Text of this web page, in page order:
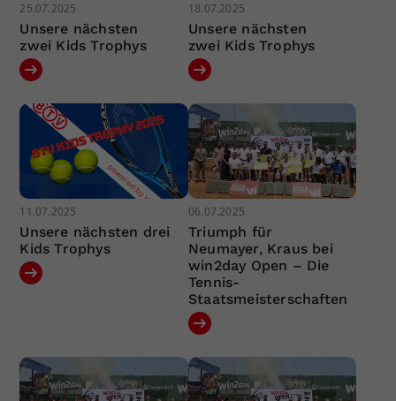
25.07.2025
Unsere nächsten
zwei Kids Trophys
18.07.2025
Unsere nächsten
zwei Kids Trophys
11.07.2025
Unsere nächsten drei
Kids Trophys
06.07.2025
Triumph für
Neumayer, Kraus bei
win2day Open – Die
Tennis-
Staatsmeisterschaften